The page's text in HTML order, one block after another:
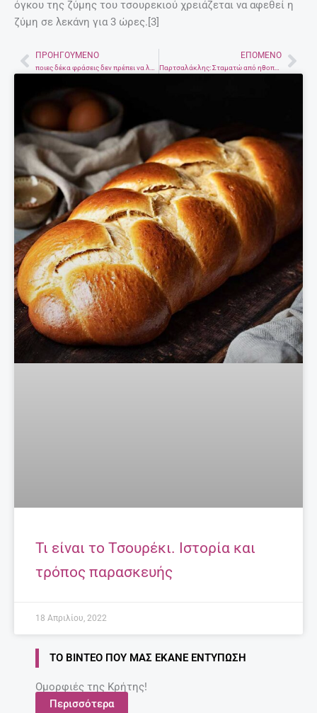
όγκου της ζύμης του τσουρεκιού χρειάζεται να αφεθεί η
ζύμη σε λεκάνη για 3 ώρες.[3]
Prev
ΠΡΟΗΓΟΎΜΕΝΟ ΕΠΌΜΕΝΟ
Παρτσαλάκλης: Σταματώ από ηθοποιός. Θέλω να ζήσω ήρεμα.
Τι είναι το Τσουρέκι. Ιστορία και
τρόπος παρασκευής
18 Απριλίου, 2022
ΤΟ ΒΊΝΤΕΟ ΠΟΥ ΜΑΣ ΈΚΑΝΕ ΕΝΤΎΠΩΣΗ
Ομορφιές της Κρήτης!
Περισσότερα